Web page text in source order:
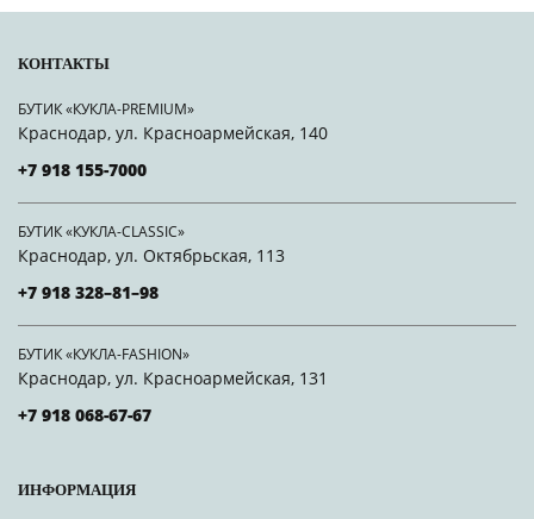
КОНТАКТЫ
БУТИК «КУКЛА-PREMIUM»
Краснодар, ул. Красноармейская, 140
+7 918 155-7000
БУТИК «КУКЛА-CLASSIC»
Краснодар, ул. Октябрьская, 113
+7 918 328–81–98
БУТИК «КУКЛА-FASHION»
Краснодар, ул. Красноармейская, 131
+7 918 068-67-67
ИНФОРМАЦИЯ